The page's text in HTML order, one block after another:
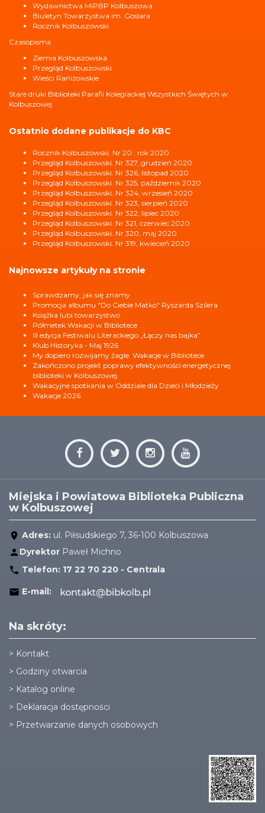
Wydawnictwa MiPBP Kolbuszowa
Biuletyn Towarzystwa im. Goslara
Rocznik Kolbuszowski
Czasopisma
Ziemia Kolbuszowska
Przegląd Kolbuszowski
Wieści Raniżowskie
Stare druki Biblioteki Parafii Kolegiackiej Wszystkich Świętych w
Kolbuszowej
Ostatnio dodane publikacje do KBC
Rocznik Kolbuszowski. Nr 20 : rok 2020
Przegląd Kolbuszowski. Nr 327, grudzień 2020
Przegląd Kolbuszowski. Nr 326, listopad 2020
Przegląd Kolbuszowski. Nr 325, październik 2020
Przegląd Kolbuszowski. Nr 324, wrzesień 2020
Przegląd Kolbuszowski. Nr 323, sierpień 2020
Przegląd Kolbuszowski. Nr 322, lipiec 2020
Przegląd Kolbuszowski. Nr 321, czerwiec 2020
Przegląd Kolbuszowski. Nr 320, maj 2020
Przegląd Kolbuszowski. Nr 319, kwiecień 2020
Najnowsze artykuły na stronie
Sprawdzamy, jak się znamy
Promocja albumu "Do Ciebie Matko" Ryszarda Szilera
Książka lubi towarzystwo
Półmetek Wakacji w Bibliotece
III edycja Festiwalu Literackiego „Łączy nas bajka”
Klub Historyka - Maj 1926
My dopiero rozwijamy żagle. Wakacje w Bibliotece
Zakończono projekt poprawy efektywności energetycznej
biblioteki w Kolbuszowej.
Wakacyjne spotkania w Oddziale dla Dzieci i Młodzieży
Wakacje 2026
Miejska i Powiatowa Biblioteka Publiczna
w Kolbuszowej
Adres: ul. Piłsudskiego 7, 36-100 Kolbuszowa
Dyrektor Paweł Michno
Telefon: 17 22 70 220 - Centrala
E-mail:
Na skróty:
> Kontakt
> Godziny otwarcia
> Katalog online
> Deklaracja dostępności
> Przetwarzanie danych osobowych